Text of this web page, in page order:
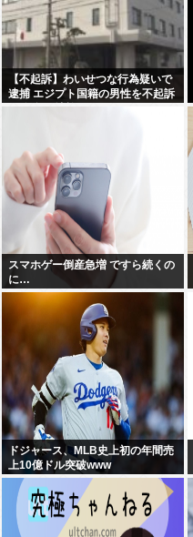
【不起訴】わいせつな行為疑いで
逮捕 エジプト国籍の男性を不起訴
処分 鳥取地検
スマホゲー倒産急増 ですら続くの
に…
ドジャース、МLB史上初の年間売
上10億ドル突破www